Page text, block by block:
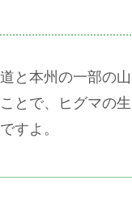
と本州の一部の山
とで、ヒグマの生
すよ。